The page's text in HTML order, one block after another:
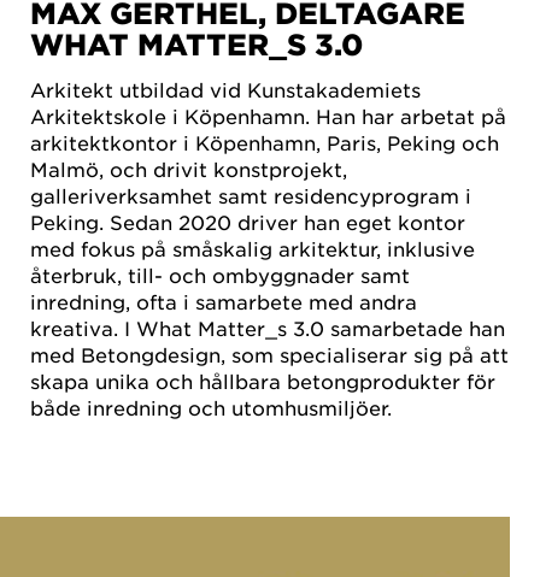
MAX GERTHEL, DELTAGARE
WHAT MATTER_S 3.0
Arkitekt utbildad vid Kunstakademiets
Arkitektskole i Köpenhamn. Han har arbetat på
arkitektkontor i Köpenhamn, Paris, Peking och
Malmö, och drivit konstprojekt,
galleriverksamhet samt residencyprogram i
Peking. Sedan 2020 driver han eget kontor
med fokus på småskalig arkitektur, inklusive
återbruk, till- och ombyggnader samt
inredning, ofta i samarbete med andra
kreativa. I What Matter_s 3.0 samarbetade han
med Betongdesign, som specialiserar sig på att
skapa unika och hållbara betongprodukter för
både inredning och utomhusmiljöer.